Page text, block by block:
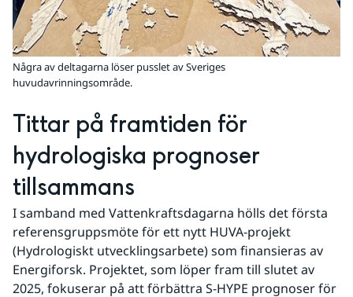
Några av deltagarna löser pusslet av Sveriges
huvudavrinningsområde.
Tittar på framtiden för
hydrologiska prognoser
tillsammans
I samband med Vattenkraftsdagarna hölls det första
referensgruppsmöte för ett nytt HUVA-projekt
(Hydrologiskt utvecklingsarbete) som finansieras av
Energiforsk. Projektet, som löper fram till slutet av
2025, fokuserar på att förbättra S-HYPE prognoser för